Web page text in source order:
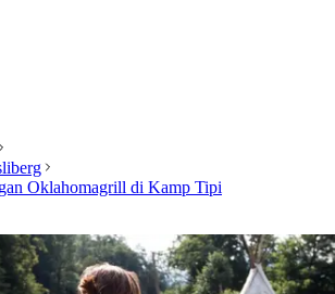
Oklahomagrill di Kamp Tipi